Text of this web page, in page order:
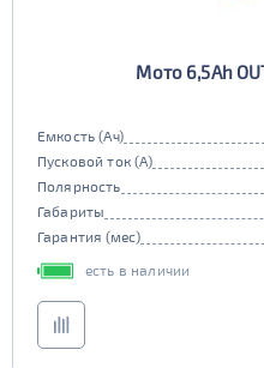
Мото 6,5Ah
Емкость (Ач)
Пусковой ток (А)
Полярность
Габариты
Гарантия (мес)
есть в наличии